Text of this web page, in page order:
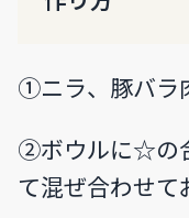
①ニラ、豚バラ
②ボウルに☆の
て混ぜ合わせて